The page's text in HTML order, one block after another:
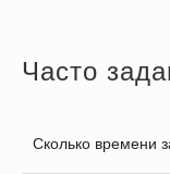
Часто
Сколько времени